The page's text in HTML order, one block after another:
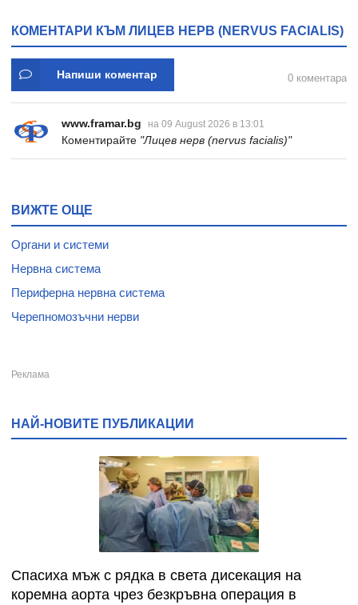
КОМЕНТАРИ КЪМ ЛИЦЕВ НЕРВ (NERVUS FACIALIS)
Напиши коментар 0 коментара
www.framar.bg на 09 August 2026 в 13:01
Коментирайте "Лицев нерв (nervus facialis)"
ВИЖТЕ ОЩЕ
Органи и системи
Нервна система
Периферна нервна система
Черепномозъчни нерви
НАЙ-НОВИТЕ ПУБЛИКАЦИИ
Спасиха мъж с рядка в света дисекация на
коремна аорта чрез безкръвна операция в